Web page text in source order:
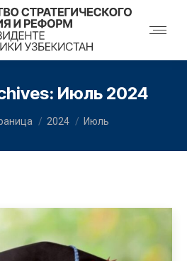
Июль 2024
2024 Июль